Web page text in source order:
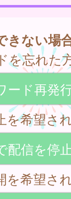
きない場
を忘れた
ード再発
を希望さ
配信を停
を希望さ